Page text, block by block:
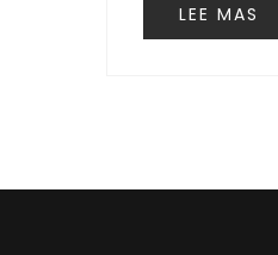
LEE MAS